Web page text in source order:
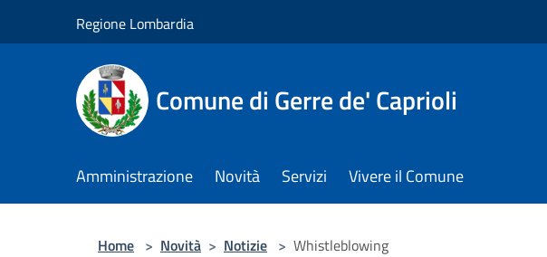
Regione Lombardia
Comune di Gerre de' Caprioli
Amministrazione Novità Servizi Vivere il Comune
Home > Novità > Notizie > Whistleblowing